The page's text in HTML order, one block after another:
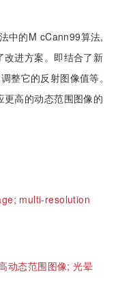
中的M cCann99算法,
改进方案。即结合了新
整它的反射图像值等。
高的动态范围图像的
multi-resolution
动态范围图像;光晕